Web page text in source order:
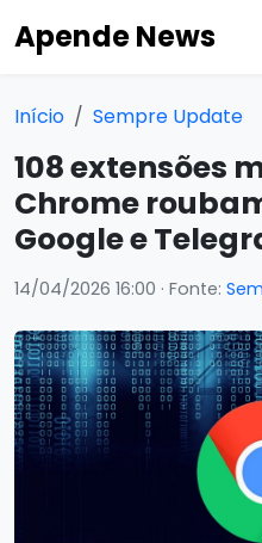
Apende News
Início Sempre Update
108 extensões
Chrome
Google e
14/04/2026 16:00 · Fonte: